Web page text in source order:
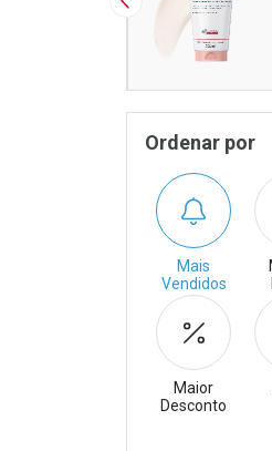
Imagem Anterior
Sidebar
Ordenar por
Mais
Vendidos
Maior
Desconto